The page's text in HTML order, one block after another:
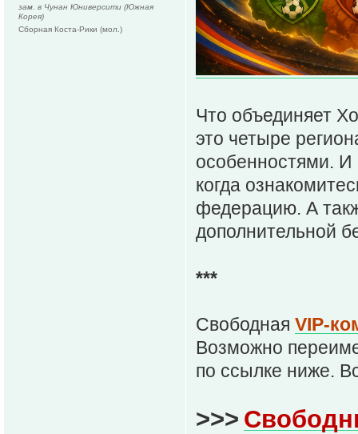
Что объединяет
это четыре
особенностями. И
когда
федерацию. А
дополнительной
***
Свободная VIP-
Возможно
по ссылке ниже.
>>>
зам. в Чунан Юниверсити (Южная
Корея)
Сборная Коста-Рики (мол.)